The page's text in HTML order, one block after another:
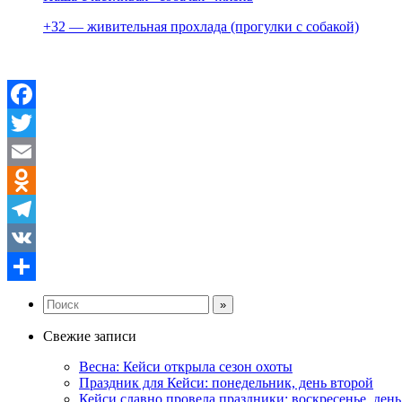
+32 — живительная прохлада (прогулки с собакой)
Facebook
Twitter
Email
Odnoklassniki
Telegram
VK
Отправить
Свежие записи
Весна: Кейси открыла сезон охоты
Праздник для Кейси: понедельник, день второй
Кейси славно провела праздники: воскресенье,